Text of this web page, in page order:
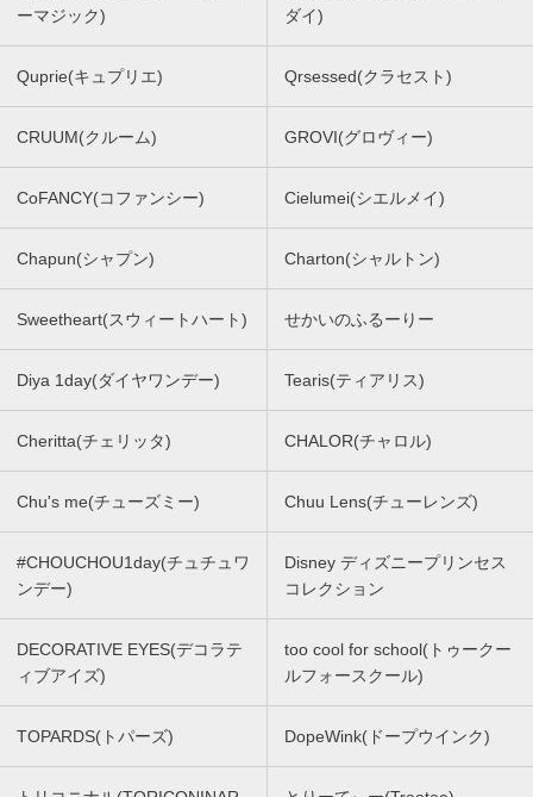
ーマジック)
ダイ)
Quprie(キュプリエ) Qrsessed(クラセスト)
CRUUM(クルーム) GROVI(グロヴィー)
CoFANCY(コファンシー) Cielumei(シエルメイ)
Chapun(シャプン) Charton(シャルトン)
Sweetheart(スウィートハート) せかいのふるーりー
Diya 1day(ダイヤワンデー) Tearis(ティアリス)
Cheritta(チェリッタ) CHALOR(チャロル)
Chu's me(チューズミー) Chuu Lens(チューレンズ)
#CHOUCHOU1day(チュチュワ
ンデー)
Disney ディズニープリンセス
コレクション
DECORATIVE EYES(デコラテ
ィブアイズ)
too cool for school(トゥークー
ルフォースクール)
TOPARDS(トパーズ) DopeWink(ドープウインク)